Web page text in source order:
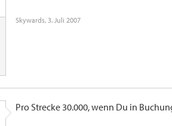
Skywards, 3. Juli 2007
Pro Strecke 30.000, wenn Du in